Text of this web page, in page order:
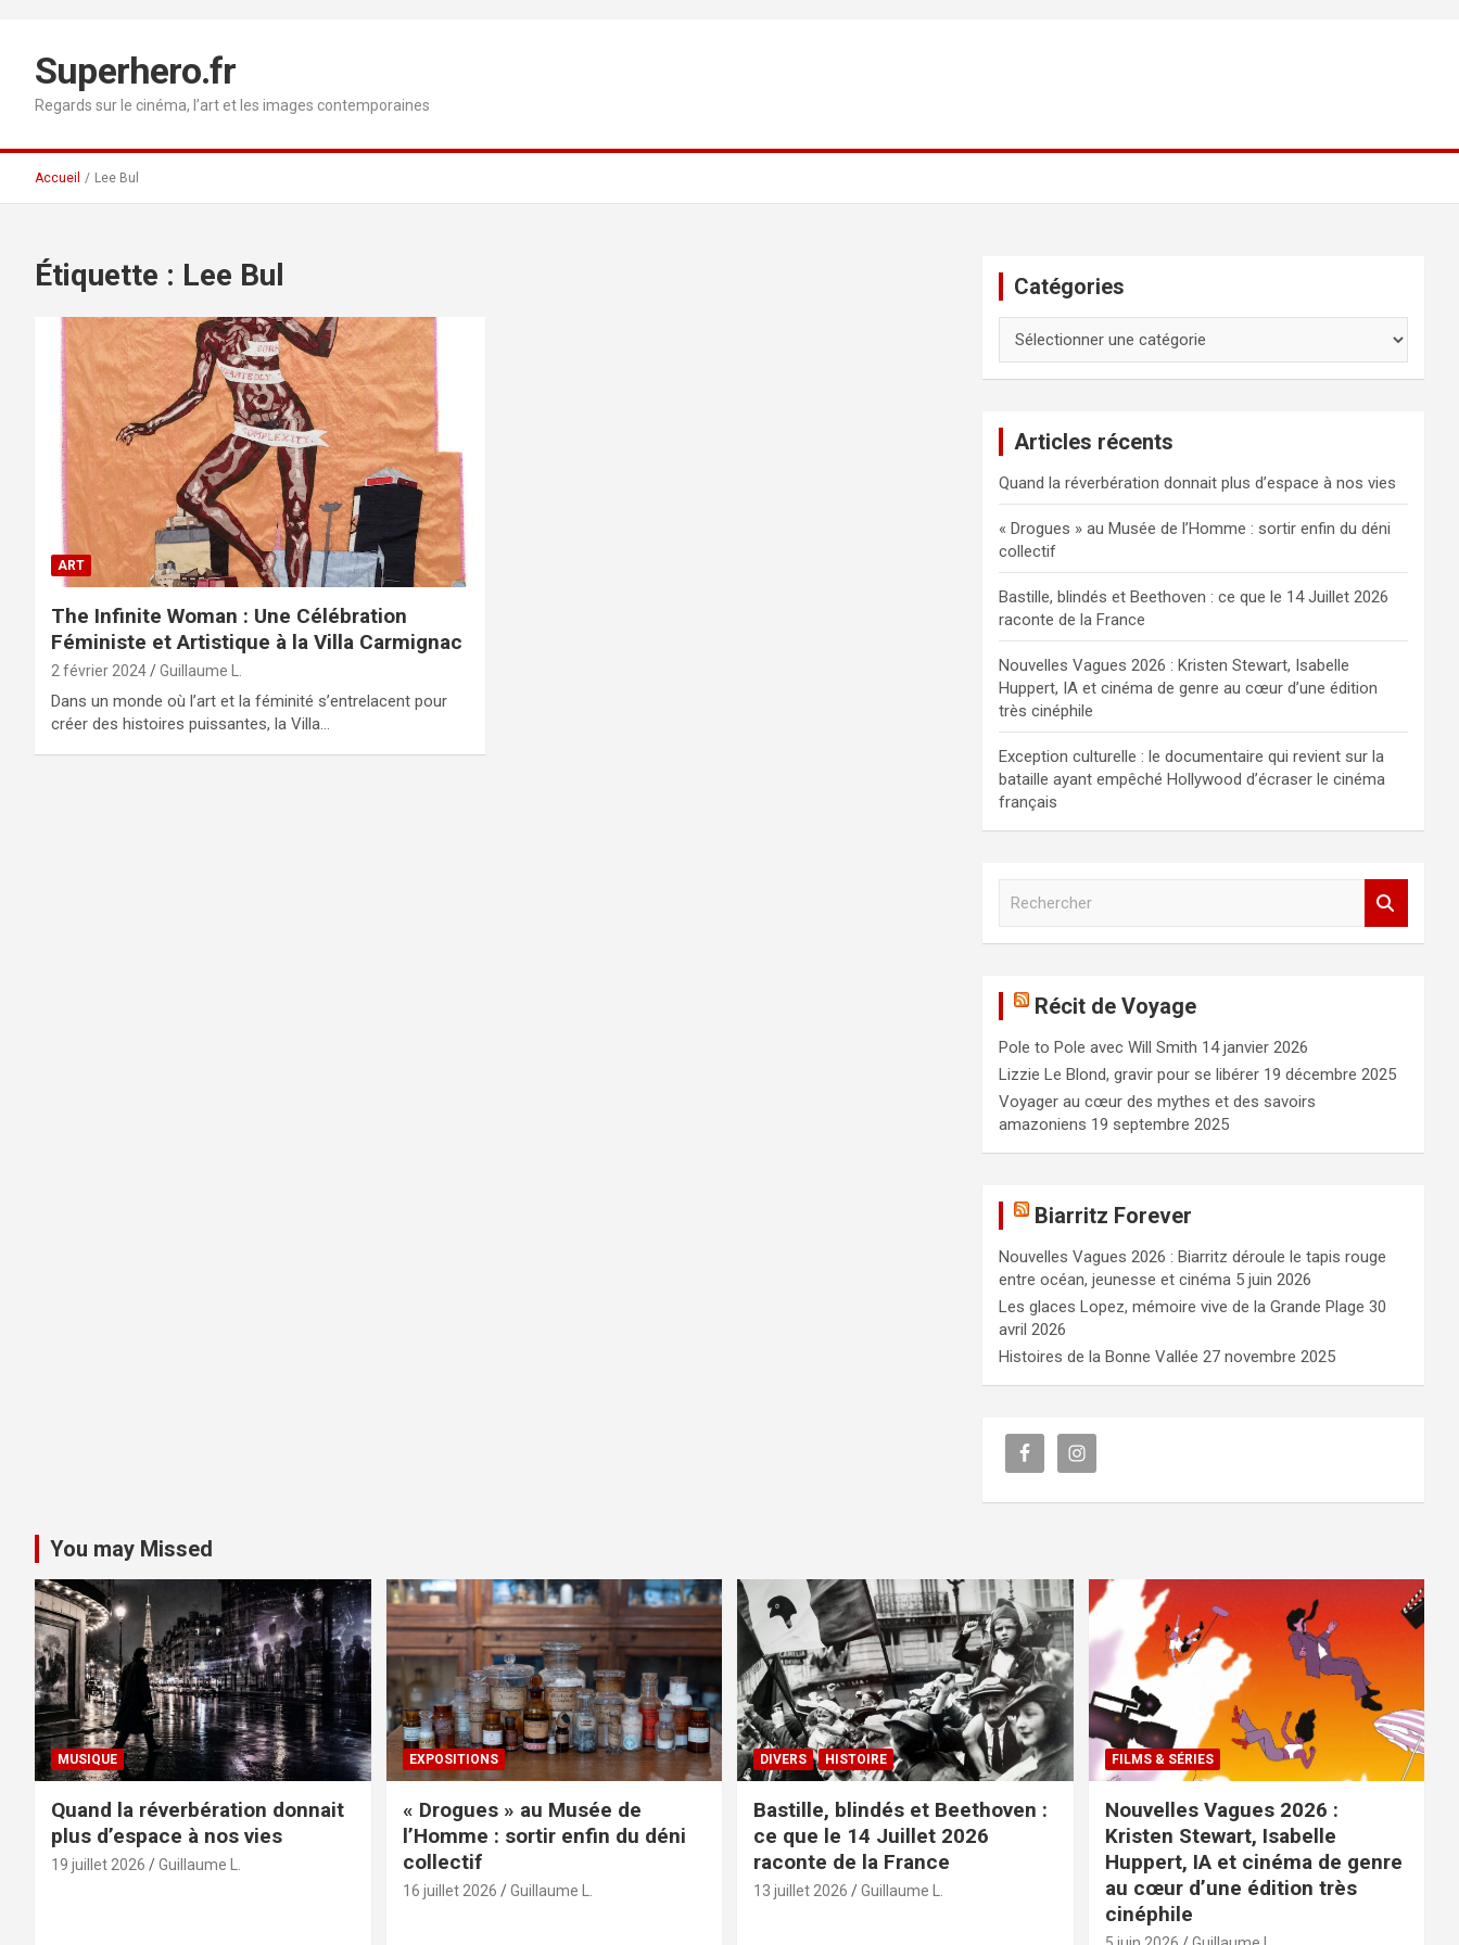
contenuSuperhero.fr
Regards sur le cinéma, l’art et les images contemporaines
Accueil Lee Bul
Étiquette : Lee Bul
ART
The Infinite Woman : Une Célébration
Féministe et Artistique à la Villa Carmignac
2 février 2024 Guillaume L.
Dans un monde où l’art et la féminité s’entrelacent pour
créer des histoires puissantes, la Villa…
Catégories
Articles récents
Quand la réverbération donnait plus d’espace à nos vies
« Drogues » au Musée de l’Homme : sortir enfin du déni
collectif
Bastille, blindés et Beethoven : ce que le 14 Juillet 2026
raconte de la France
Nouvelles Vagues 2026 : Kristen Stewart, Isabelle
Huppert, IA et cinéma de genre au cœur d’une édition
très cinéphile
Exception culturelle : le documentaire qui revient sur la
bataille ayant empêché Hollywood d’écraser le cinéma
français
c
h
e
r
Récit de Voyage
Pole to Pole avec Will Smith 14 janvier 2026
Lizzie Le Blond, gravir pour se libérer 19 décembre 2025
Voyager au cœur des mythes et des savoirs
amazoniens 19 septembre 2025
Biarritz Forever
Nouvelles Vagues 2026 : Biarritz déroule le tapis rouge
entre océan, jeunesse et cinéma 5 juin 2026
Les glaces Lopez, mémoire vive de la Grande Plage 30
avril 2026
Histoires de la Bonne Vallée 27 novembre 2025
You may Missed
MUSIQUE
Quand la réverbération donnait
plus d’espace à nos vies
19 juillet 2026 Guillaume L.
EXPOSITIONS
« Drogues » au Musée de
l’Homme : sortir enfin du déni
collectif
16 juillet 2026 Guillaume L.
DIVERS HISTOIRE
Bastille, blindés et Beethoven :
ce que le 14 Juillet 2026
raconte de la France
13 juillet 2026 Guillaume L.
FILMS & SÉRIES
Nouvelles Vagues 2026 :
Kristen Stewart, Isabelle
Huppert, IA et cinéma de genre
au cœur d’une édition très
cinéphile